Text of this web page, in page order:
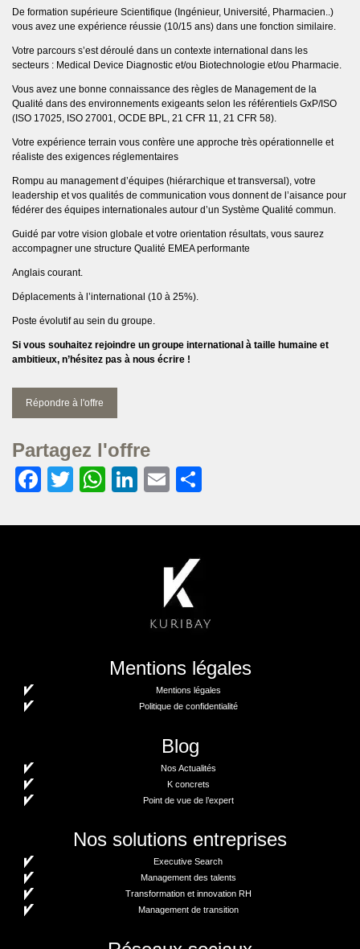
De formation supérieure Scientifique (Ingénieur, Université, Pharmacien..)
vous avez une expérience réussie (10/15 ans) dans une fonction similaire.
Votre parcours s’est déroulé dans un contexte international dans les
secteurs : Medical Device Diagnostic et/ou Biotechnologie et/ou Pharmacie.
Vous avez une bonne connaissance des règles de Management de la
Qualité dans des environnements exigeants selon les référentiels GxP/ISO
(ISO 17025, ISO 27001, OCDE BPL, 21 CFR 11, 21 CFR 58).
Votre expérience terrain vous confère une approche très opérationnelle et
réaliste des exigences réglementaires
Rompu au management d’équipes (hiérarchique et transversal), votre
leadership et vos qualités de communication vous donnent de l’aisance pour
fédérer des équipes internationales autour d’un Système Qualité commun.
Guidé par votre vision globale et votre orientation résultats, vous saurez
accompagner une structure Qualité EMEA performante
Anglais courant.
Déplacements à l’international (10 à 25%).
Poste évolutif au sein du groupe.
Si vous souhaitez rejoindre un groupe international à taille humaine et
ambitieux, n’hésitez pas à nous écrire !
Répondre à l'offre
Partagez l'offre
Facebook
TwitterWhatsApp
LinkedIn
Email
Mentions légales
Mentions légales
Politique de confidentialité
Blog
Nos Actualités
K concrets
Point de vue de l’expert
Nos solutions entreprises
Executive Search
Management des talents
Transformation et innovation RH
Management de transition